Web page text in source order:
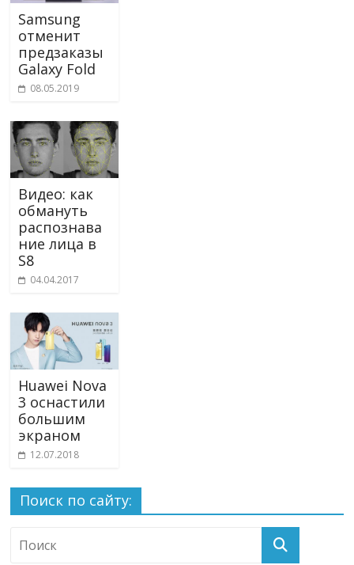
Samsung
отменит
предзаказы
Galaxy Fold
08.05.2019
Видео: как
обмануть
распознава
ние лица в
S8
04.04.2017
Huawei Nova
3 оснастили
большим
экраном
12.07.2018
Поиск по сайту: